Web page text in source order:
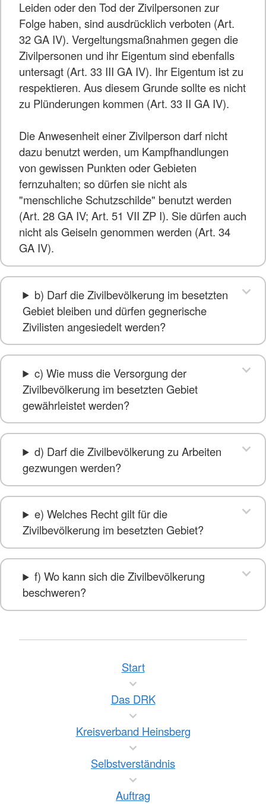
Leiden oder den Tod der Zivilpersonen zur
Folge haben, sind ausdrücklich verboten (Art.
32 GA IV). Vergeltungsmaßnahmen gegen die
Zivilpersonen und ihr Eigentum sind ebenfalls
untersagt (Art. 33 III GA IV). Ihr Eigentum ist zu
respektieren. Aus diesem Grunde sollte es nicht
zu Plünderungen kommen (Art. 33 II GA IV).
Die Anwesenheit einer Zivilperson darf nicht
dazu benutzt werden, um Kampfhandlungen
von gewissen Punkten oder Gebieten
fernzuhalten; so dürfen sie nicht als
"menschliche Schutzschilde" benutzt werden
(Art. 28 GA IV; Art. 51 VII ZP I). Sie dürfen auch
nicht als Geiseln genommen werden (Art. 34
GA IV).
b) Darf die Zivilbevölkerung im besetzten
Gebiet bleiben und dürfen gegnerische
Zivilisten angesiedelt werden?
c) Wie muss die Versorgung der
Zivilbevölkerung im besetzten Gebiet
gewährleistet werden?
d) Darf die Zivilbevölkerung zu Arbeiten
gezwungen werden?
e) Welches Recht gilt für die
Zivilbevölkerung im besetzten Gebiet?
f) Wo kann sich die Zivilbevölkerung
beschweren?
Start
Das DRK
Kreisverband Heinsberg
Selbstverständnis
Auftrag